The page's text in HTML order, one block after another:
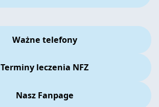
Ważne telefony
Terminy leczenia NFZ
Nasz Fanpage